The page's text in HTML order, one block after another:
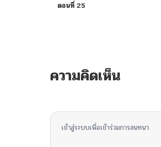
ตอนที่ 25
ตอนที่ 21
ความคิดเห็น
เข้าสู่ระบบเพื่อเข้าร่วมการสนทนา